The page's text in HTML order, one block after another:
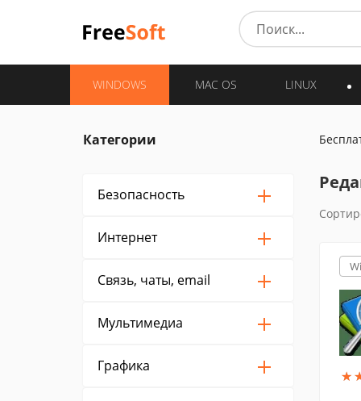
WINDOWS MAC OS LINUX
Категории
Безопасность
Интернет
Связь, чаты, email
Мультимедиа
Графика
★
★